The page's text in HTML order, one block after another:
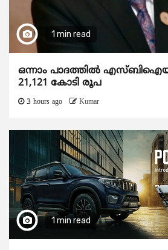
1 min read
ഒന്നാം പാദത്തിൽ
21,121 കോടി രൂപ
3 hours ago Kumar
1 min read